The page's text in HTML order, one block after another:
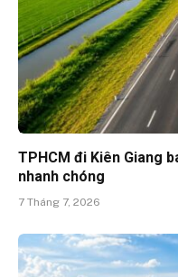
TPHCM đi Kiên Giang
nhanh chóng
7 Tháng 7, 2026